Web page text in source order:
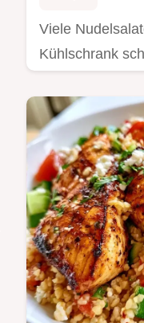
Viele
Kühlschrank